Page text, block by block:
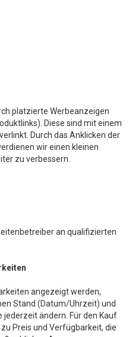
platzierte Werbeanzeigen
Diese sind mit einem
Durch das Anklicken der
wir einen kleinen
zu verbessern.
an qualifizierten
angezeigt werden,
Stand (Datum/Uhrzeit) und
jederzeit ändern. Für den Kauf
Preis und Verfügbarkeit, die